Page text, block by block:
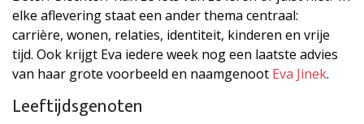
elke aflevering staat een ander thema centraal:
carrière, wonen, relaties, identiteit, kinderen en vrije
tijd. Ook krijgt Eva iedere week nog een laatste advies
van haar grote voorbeeld en naamgenoot Eva Jinek.
Leeftijdsgenoten